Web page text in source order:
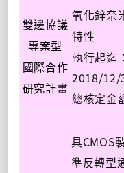
雙邊協議
專案型
國際合作
研究計畫
氧化鋅奈
特性
執行起迄
2018/12/
總核定金
具CMOS
準反轉型